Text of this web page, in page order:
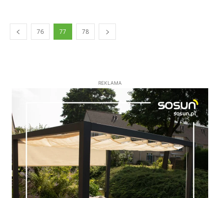
76 77 78
REKLAMA